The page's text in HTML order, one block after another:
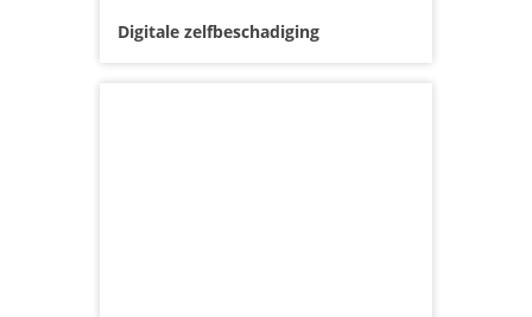
Digitale zelfbeschadiging